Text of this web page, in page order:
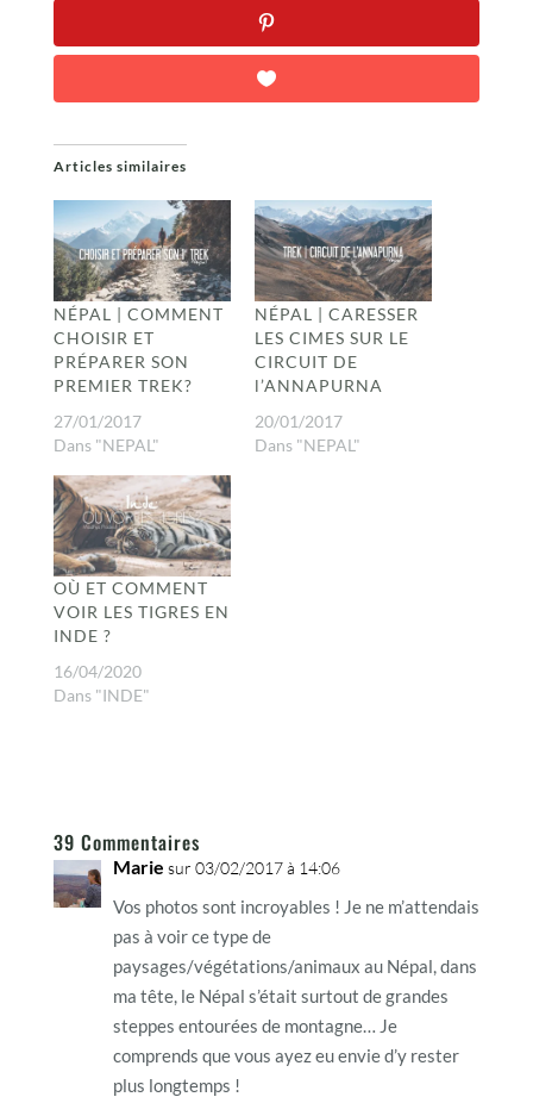
Articles similaires
NÉPAL | COMMENT
CHOISIR ET
PRÉPARER SON
PREMIER TREK?
27/01/2017
Dans "NEPAL"
NÉPAL | CARESSER
LES CIMES SUR LE
CIRCUIT DE
l’ANNAPURNA
20/01/2017
Dans "NEPAL"
OÙ ET COMMENT
VOIR LES TIGRES EN
INDE ?
16/04/2020
Dans "INDE"
39 Commentaires
Marie sur 03/02/2017 à 14:06
Vos photos sont incroyables ! Je ne m’attendais
pas à voir ce type de
paysages/végétations/animaux au Népal, dans
ma tête, le Népal s’était surtout de grandes
steppes entourées de montagne… Je
comprends que vous ayez eu envie d’y rester
plus longtemps !